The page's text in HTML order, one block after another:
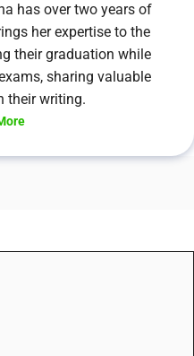
has over two years of
her expertise to the
their graduation while
sharing valuable
their writing.